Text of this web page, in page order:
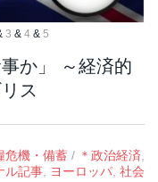
3 & 4 & 5
か」 ～経済的
ス
危機・備蓄 / ＊政治経済,
ル記事, ヨーロッパ, 社会